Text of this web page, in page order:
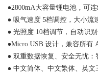
●2800mA大容量锂电池，可
● 吸气速度 5档调控，大小流
● 光照度 10档调节，自动识
●Micro USB 设计，兼容所有
● 双重数据恢复、安全无忧：
● 中文简体、中文繁体、英